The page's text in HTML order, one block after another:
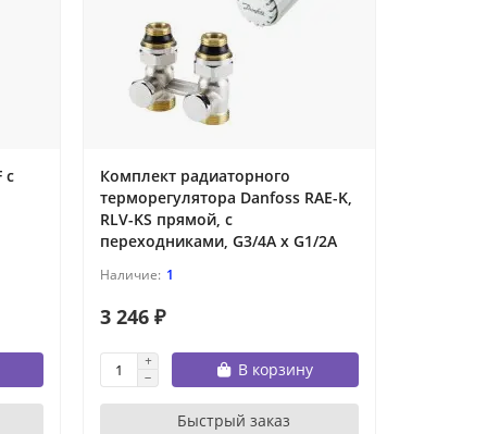
с
Комплект радиаторного
терморегулятора Danfoss RAE-K,
RLV-KS прямой, с
переходниками, G3/4A x G1/2A
1
3 246 ₽
В корзину
Быстрый заказ